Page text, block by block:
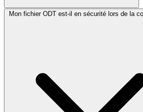
Mon fichier ODT est-il en sécurité lors de la